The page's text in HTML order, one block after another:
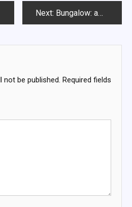
Next: Bungalow: affitto settimanale, costi di manutenzione, spese di pulizia
not be published. Required fields